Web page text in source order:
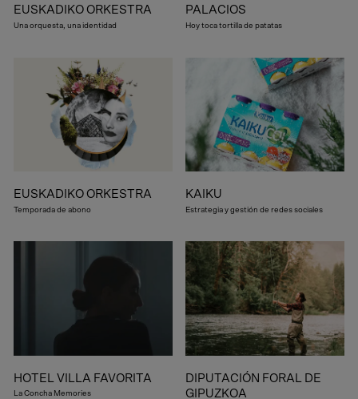
EUSKADIKO ORKESTRA
Una orquesta, una identidad
PALACIOS
Hoy toca tortilla de patatas
EUSKADIKO ORKESTRA
Temporada de abono
KAIKU
Estrategia y gestión de redes sociales
HOTEL VILLA FAVORITA
La Concha Memories
DIPUTACIÓN FORAL DE
GIPUZKOA